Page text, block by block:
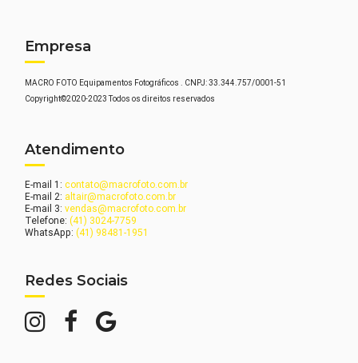
Empresa
MACRO FOTO Equipamentos Fotográficos . CNPJ: 33.344.757/0001-51
Copyright©2020-2023 Todos os direitos reservados
Atendimento
E-mail 1:contato@macrofoto.com.br
E-mail 2: altair@macrofoto.com.br
E-mail 3:vendas@macrofoto.com.br
Telefone:(41) 3024-7759
WhatsApp:(41) 98481-1951
Redes Sociais